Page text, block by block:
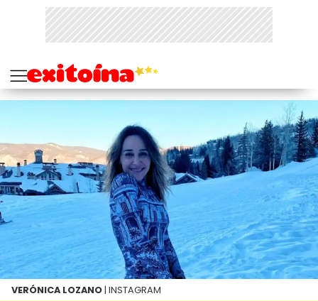
VERÓNICA LOZANO | INSTAGRAM